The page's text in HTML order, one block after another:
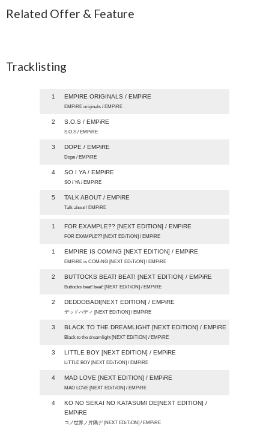
Related Offer & Feature
Tracklisting
1 EMPIRE ORIGINALS / EMPiRE
EMPiRE originals / EMPiRE
2 S.O.S / EMPiRE
S.O.S / EMPiRE
3 DOPE / EMPiRE
Dope / EMPiRE
4 SO I YA / EMPiRE
SO i YA / EMPiRE
5 TALK ABOUT / EMPiRE
Talk about / EMPiRE
1 FOR EXAMPLE?? [NEXT EDITION] / EMPiRE
FOR EXAMPLE?? [NEXT EDiTiON] / EMPiRE
1 EMPIRE IS COMING [NEXT EDITION] / EMPiRE
EMPiRE is COMiNG [NEXT EDiTiON] / EMPiRE
2 BUTTOCKS BEAT! BEAT! [NEXT EDITION] / EMPiRE
Buttocks beat! beat! [NEXT EDiTiON] / EMPiRE
2 DEDDOBADI[NEXT EDITION] / EMPiRE
デッドバディ [NEXT EDiTiON] / EMPiRE
3 BLACK TO THE DREAMLIGHT [NEXT EDITION] / EMPiRE
Black to the dreamlight [NEXT EDiTiON] / EMPiRE
3 LITTLE BOY [NEXT EDITION] / EMPiRE
LiTTLE BOY [NEXT EDiTiON] / EMPiRE
4 MAD LOVE [NEXT EDITION] / EMPiRE
MAD LOVE [NEXT EDiTiON] / EMPiRE
4
KO NO SEKAI NO KATASUMI DE[NEXT EDITION] /
EMPiRE
コノ世界ノ片隅デ [NEXT EDiTiON] / EMPiRE